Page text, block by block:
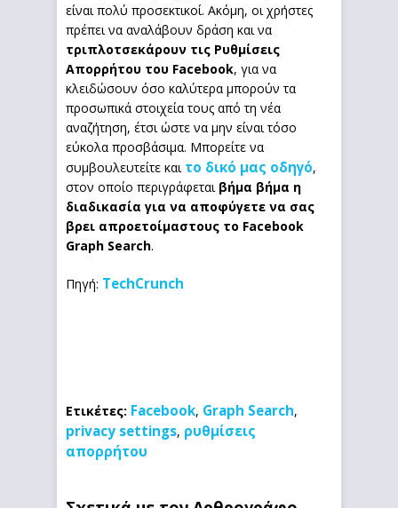
είναι πολύ προσεκτικοί. Ακόμη, οι χρήστες
πρέπει να αναλάβουν δράση και να
τριπλοτσεκάρουν τις Ρυθμίσεις
Απορρήτου του Facebook, για να
κλειδώσουν όσο καλύτερα μπορούν τα
προσωπικά στοιχεία τους από τη νέα
αναζήτηση, έτσι ώστε να μην είναι τόσο
εύκολα προσβάσιμα. Μπορείτε να
συμβουλευτείτε και το δικό μας οδηγό,
στον οποίο περιγράφεται βήμα βήμα η
διαδικασία για να αποφύγετε να σας
βρει απροετοίμαστους το Facebook
Graph Search.
Πηγή: TechCrunch
Ετικέτες: Facebook, Graph Search,
privacy settings, ρυθμίσεις
απορρήτου